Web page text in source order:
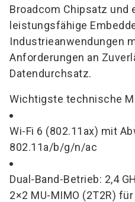
Broadcom Chipsatz und
leistungsfähige
Industrieanwendungen
Anforderungen an
Datendurchsatz.
Wichtigste technische
Wi-Fi 6 (802.11ax) mit
802.11a/b/g/n/ac
Dual-Band-Betrieb: 2,4
2×2 MU-MIMO (2T2R) für